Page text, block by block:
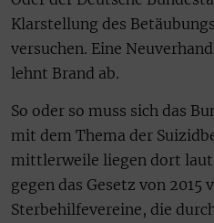
Klarstellung des
versuchen. Eine
lehnt Brand ab.
So oder so muss sich das
mit dem Thema der
mittlerweile liegen dort laut
gegen das Gesetz von 2015
Sterbehilfevereine, die